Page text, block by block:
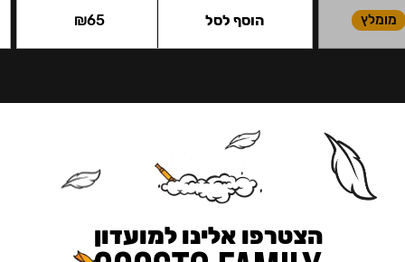
מומלץ ₪65 הוסף לסל
הצטרפו אלינו למועדון